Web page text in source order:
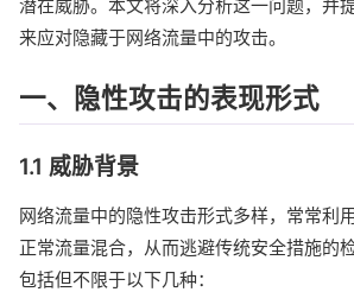
潜在威胁。本文将深入分析这一问题，并
来应对隐藏于网络流量中的攻击。
一、隐性攻击的表现形式
1.1 威胁背景
网络流量中的隐性攻击形式多样，常常利
正常流量混合，从而逃避传统安全措施的
包括但不限于以下几种：